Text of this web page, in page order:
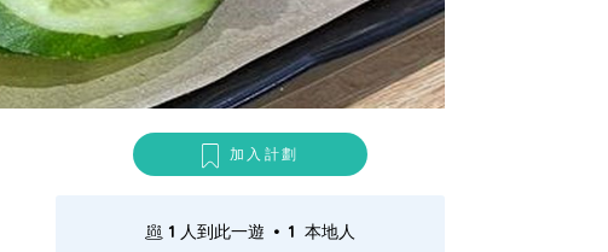
加入計劃
1 人到此一遊 . 1 本地人